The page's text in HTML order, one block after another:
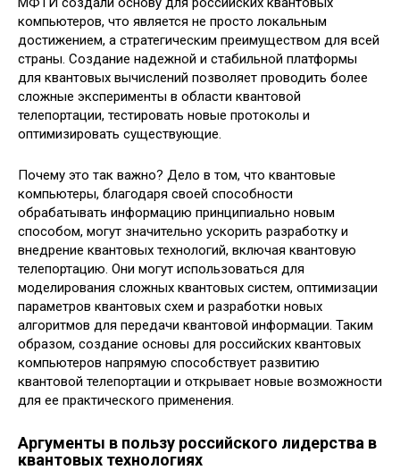
компьютеров, что является не просто локальным
достижением, а стратегическим преимуществом для всей
страны. Создание надежной и стабильной платформы
для квантовых вычислений позволяет проводить более
сложные эксперименты в области квантовой
телепортации, тестировать новые протоколы и
оптимизировать существующие.
Почему это так важно? Дело в том, что квантовые
компьютеры, благодаря своей способности
обрабатывать информацию принципиально новым
способом, могут значительно ускорить разработку и
внедрение квантовых технологий, включая квантовую
телепортацию. Они могут использоваться для
моделирования сложных квантовых систем, оптимизации
параметров квантовых схем и разработки новых
алгоритмов для передачи квантовой информации. Таким
образом, создание основы для российских квантовых
компьютеров напрямую способствует развитию
квантовой телепортации и открывает новые возможности
для ее практического применения.
Аргументы в пользу российского лидерства в
квантовых технологиях